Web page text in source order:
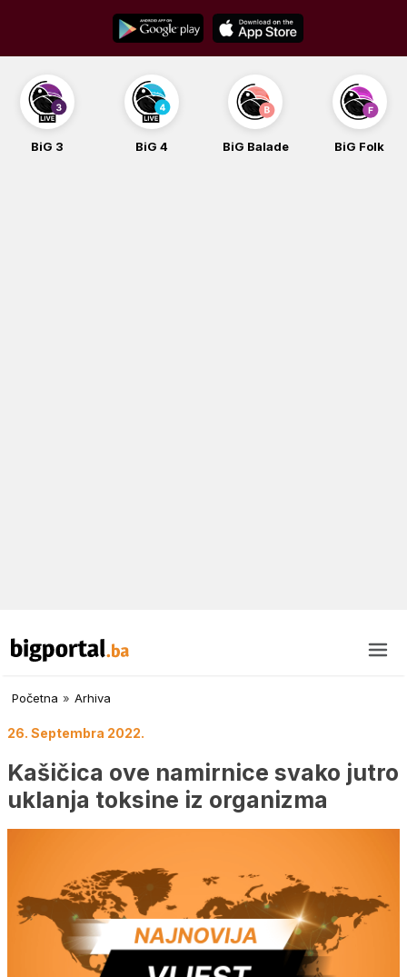
content
BiG 3 BiG 4 BiG Balade BiG Folk
Početna » Arhiva
26. Septembra 2022.
Kašičica ove namirnice svako jutro
uklanja toksine iz organizma